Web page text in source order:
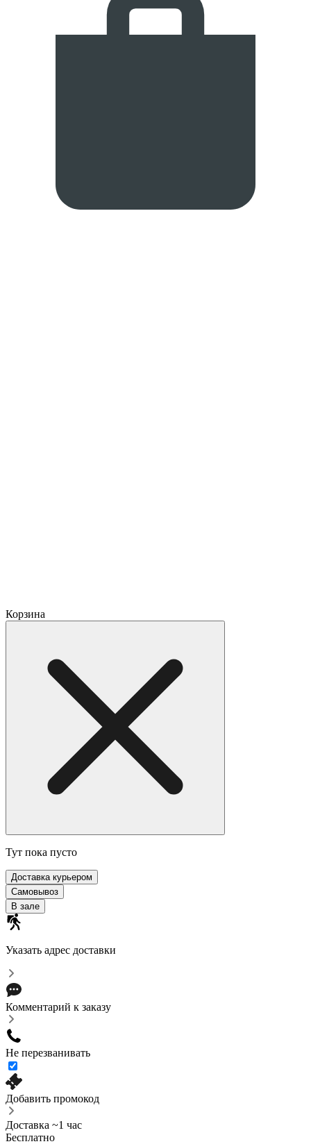
Корзина
Тут пока пусто
Доставка курьером
Самовывоз
В зале
Указать адрес доставки
Комментарий к заказу
Не перезванивать
Добавить промокод
Доставка ~1 час
Бесплатно